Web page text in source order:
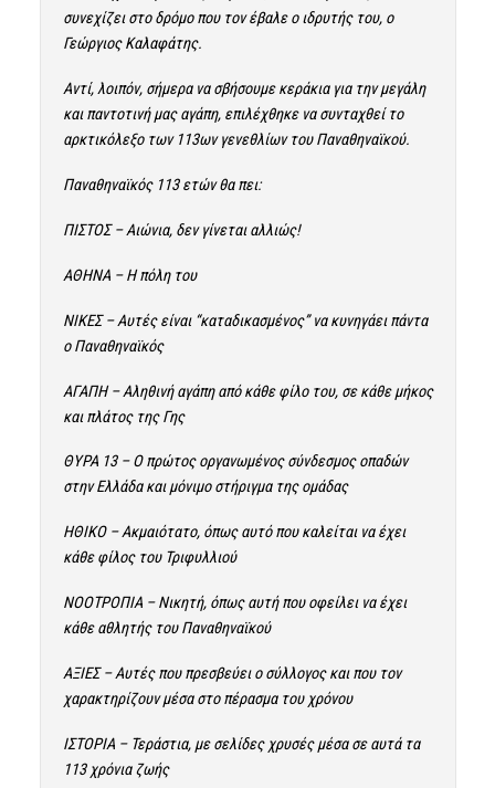
συνεχίζει στο δρόμο που τον έβαλε ο ιδρυτής του, ο
Γεώργιος Καλαφάτης.
Αντί, λοιπόν, σήμερα να σβήσουμε κεράκια για την μεγάλη
και παντοτινή μας αγάπη, επιλέχθηκε να συνταχθεί το
αρκτικόλεξο των 113ων γενεθλίων του Παναθηναϊκού.
Παναθηναϊκός 113 ετών θα πει:
ΠΙΣΤΟΣ – Αιώνια, δεν γίνεται αλλιώς!
ΑΘΗΝΑ – Η πόλη του
ΝΙΚΕΣ – Αυτές είναι “καταδικασμένος” να κυνηγάει πάντα
ο Παναθηναϊκός
ΑΓΑΠΗ – Αληθινή αγάπη από κάθε φίλο του, σε κάθε μήκος
και πλάτος της Γης
ΘΥΡΑ 13 – Ο πρώτος οργανωμένος σύνδεσμος οπαδών
στην Ελλάδα και μόνιμο στήριγμα της ομάδας
ΗΘΙΚΟ – Ακμαιότατο, όπως αυτό που καλείται να έχει
κάθε φίλος του Τριφυλλιού
ΝΟΟΤΡΟΠΙΑ – Νικητή, όπως αυτή που οφείλει να έχει
κάθε αθλητής του Παναθηναϊκού
ΑΞΙΕΣ – Αυτές που πρεσβεύει ο σύλλογος και που τον
χαρακτηρίζουν μέσα στο πέρασμα του χρόνου
ΙΣΤΟΡΙΑ – Τεράστια, με σελίδες χρυσές μέσα σε αυτά τα
113 χρόνια ζωής